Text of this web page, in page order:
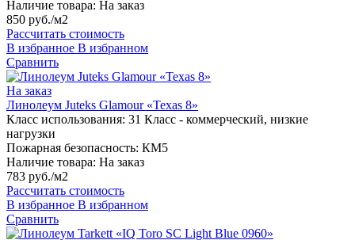
Наличие товара: На заказ
850 руб./м2
Рассчитать стоимость
В избранное В избранном
Сравнить
На заказ
Линолеум Juteks Glamour «Texas 8»
Класс использования: 31 Класс - коммерческий, низкие
нагрузки
Пожарная безопасность: КМ5
Наличие товара: На заказ
783 руб./м2
Рассчитать стоимость
В избранное В избранном
Сравнить